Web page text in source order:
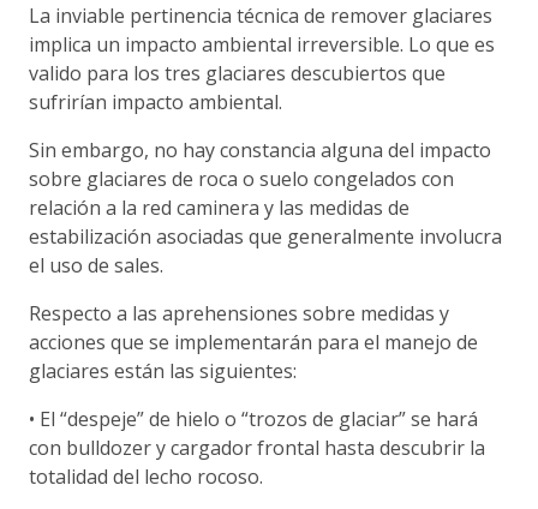
La inviable pertinencia técnica de remover glaciares
implica un impacto ambiental irreversible. Lo que es
valido para los tres glaciares descubiertos que
sufrirían impacto ambiental.
Sin embargo, no hay constancia alguna del impacto
sobre glaciares de roca o suelo congelados con
relación a la red caminera y las medidas de
estabilización asociadas que generalmente involucra
el uso de sales.
Respecto a las aprehensiones sobre medidas y
acciones que se implementarán para el manejo de
glaciares están las siguientes:
• El “despeje” de hielo o “trozos de glaciar” se hará
con bulldozer y cargador frontal hasta descubrir la
totalidad del lecho rocoso.